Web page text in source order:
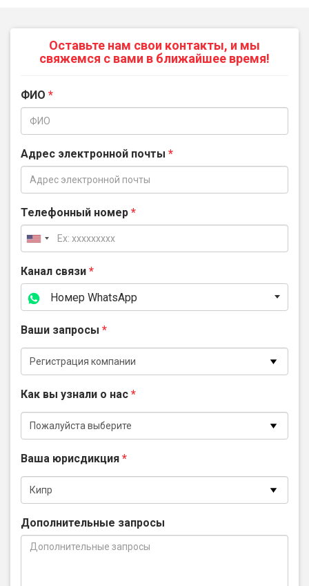
Оставьте нам свои контакты, и мы
свяжемся с вами в ближайшее время!
ФИО *
Адрес электронной почты *
Телефонный номер *
Канал связи *
Номер WhatsApp
Ваши запросы *
Как вы узнали о нас *
Ваша юрисдикция *
Дополнительные запросы